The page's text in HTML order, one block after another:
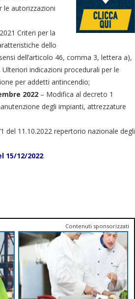
le autorizzazioni
Criteri per la
dello
dell’articolo 46, comma 3, lettera a),
indicazioni procedurali per le
per addetti antincendio;
2022 – Modifica al decreto 1
degli impianti, attrezzature
del 11.10.2022 repertorio nazionale degli
15/12/2022.
Contenuti sponsorizzati